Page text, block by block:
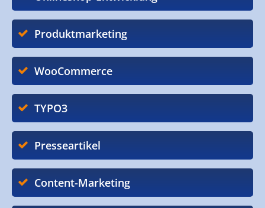
Produktmarketing
WooCommerce
TYPO3
Presseartikel
Content-Marketing